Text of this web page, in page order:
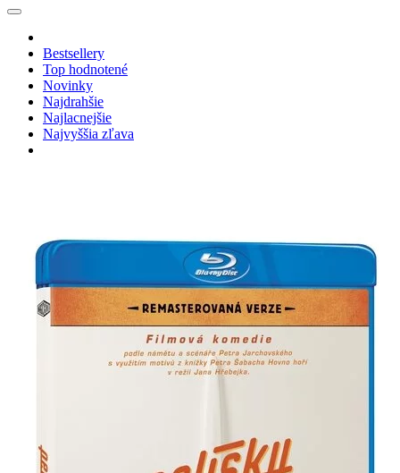
Bestsellery
Top hodnotené
Novinky
Najdrahšie
Najlacnejšie
Najvyššia zľava